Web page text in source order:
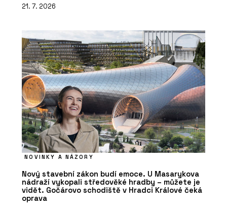
21. 7. 2026
NOVINKY A NÁZORY
Nový stavební zákon budí emoce. U Masarykova
nádraží vykopali středověké hradby – můžete je
vidět. Gočárovo schodiště v Hradci Králové čeká
oprava